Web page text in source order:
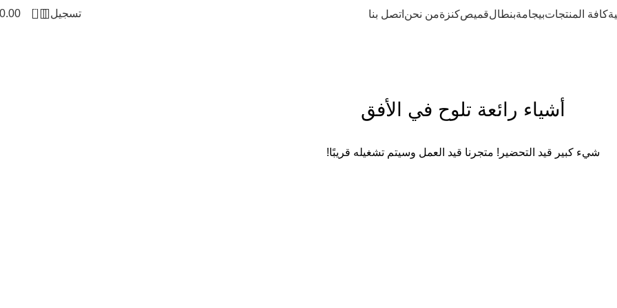
كافة المنتجاتبيجامةبنطالقميصكنزةمن نحن اتصل بنا تسجيل 0
0.00
أشياء رائعة تلوح في الأفق
شيء كبير قيد التحضير! متجرنا قيد العمل وسيتم تشغيله قريبًا!